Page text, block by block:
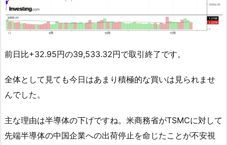
前日比+32.95円の39,533.32円で取引終了です。
全体として見ても今日はあまり積極的な買いは見られませ
んでした。
主な理由は半導体の下げですね。米商務省がTSMCに対して
先端半導体の中国企業への出荷停止を命じたことが不安視